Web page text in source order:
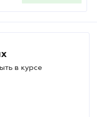
в курсе